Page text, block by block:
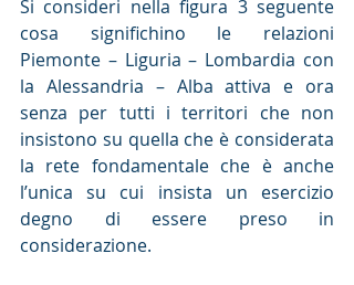
Si consideri nella figura 3 seguente
cosa significhino le relazioni
Piemonte – Liguria – Lombardia con
la Alessandria – Alba attiva e ora
senza per tutti i territori che non
insistono su quella che è considerata
la rete fondamentale che è anche
l’unica su cui insista un esercizio
degno di essere preso in
considerazione.